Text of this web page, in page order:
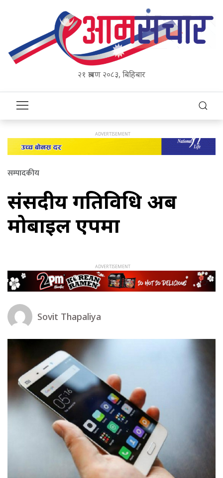
२१ श्रावण २०८३, बिहिबार
सम्पादकीय
संसदीय गतिविधि अब
मोबाइल एपमा
Sovit Thapaliya